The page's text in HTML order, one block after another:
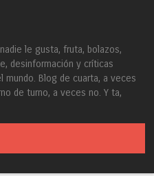
le gusta, fruta, bolazos,
desinformación y críticas
mundo. Blog de cuarta, a veces
de turno, a veces no. Y ta,